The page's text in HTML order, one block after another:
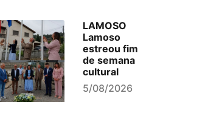
LAMOSO
Lamoso
estreou fim
de semana
cultural
5/08/2026